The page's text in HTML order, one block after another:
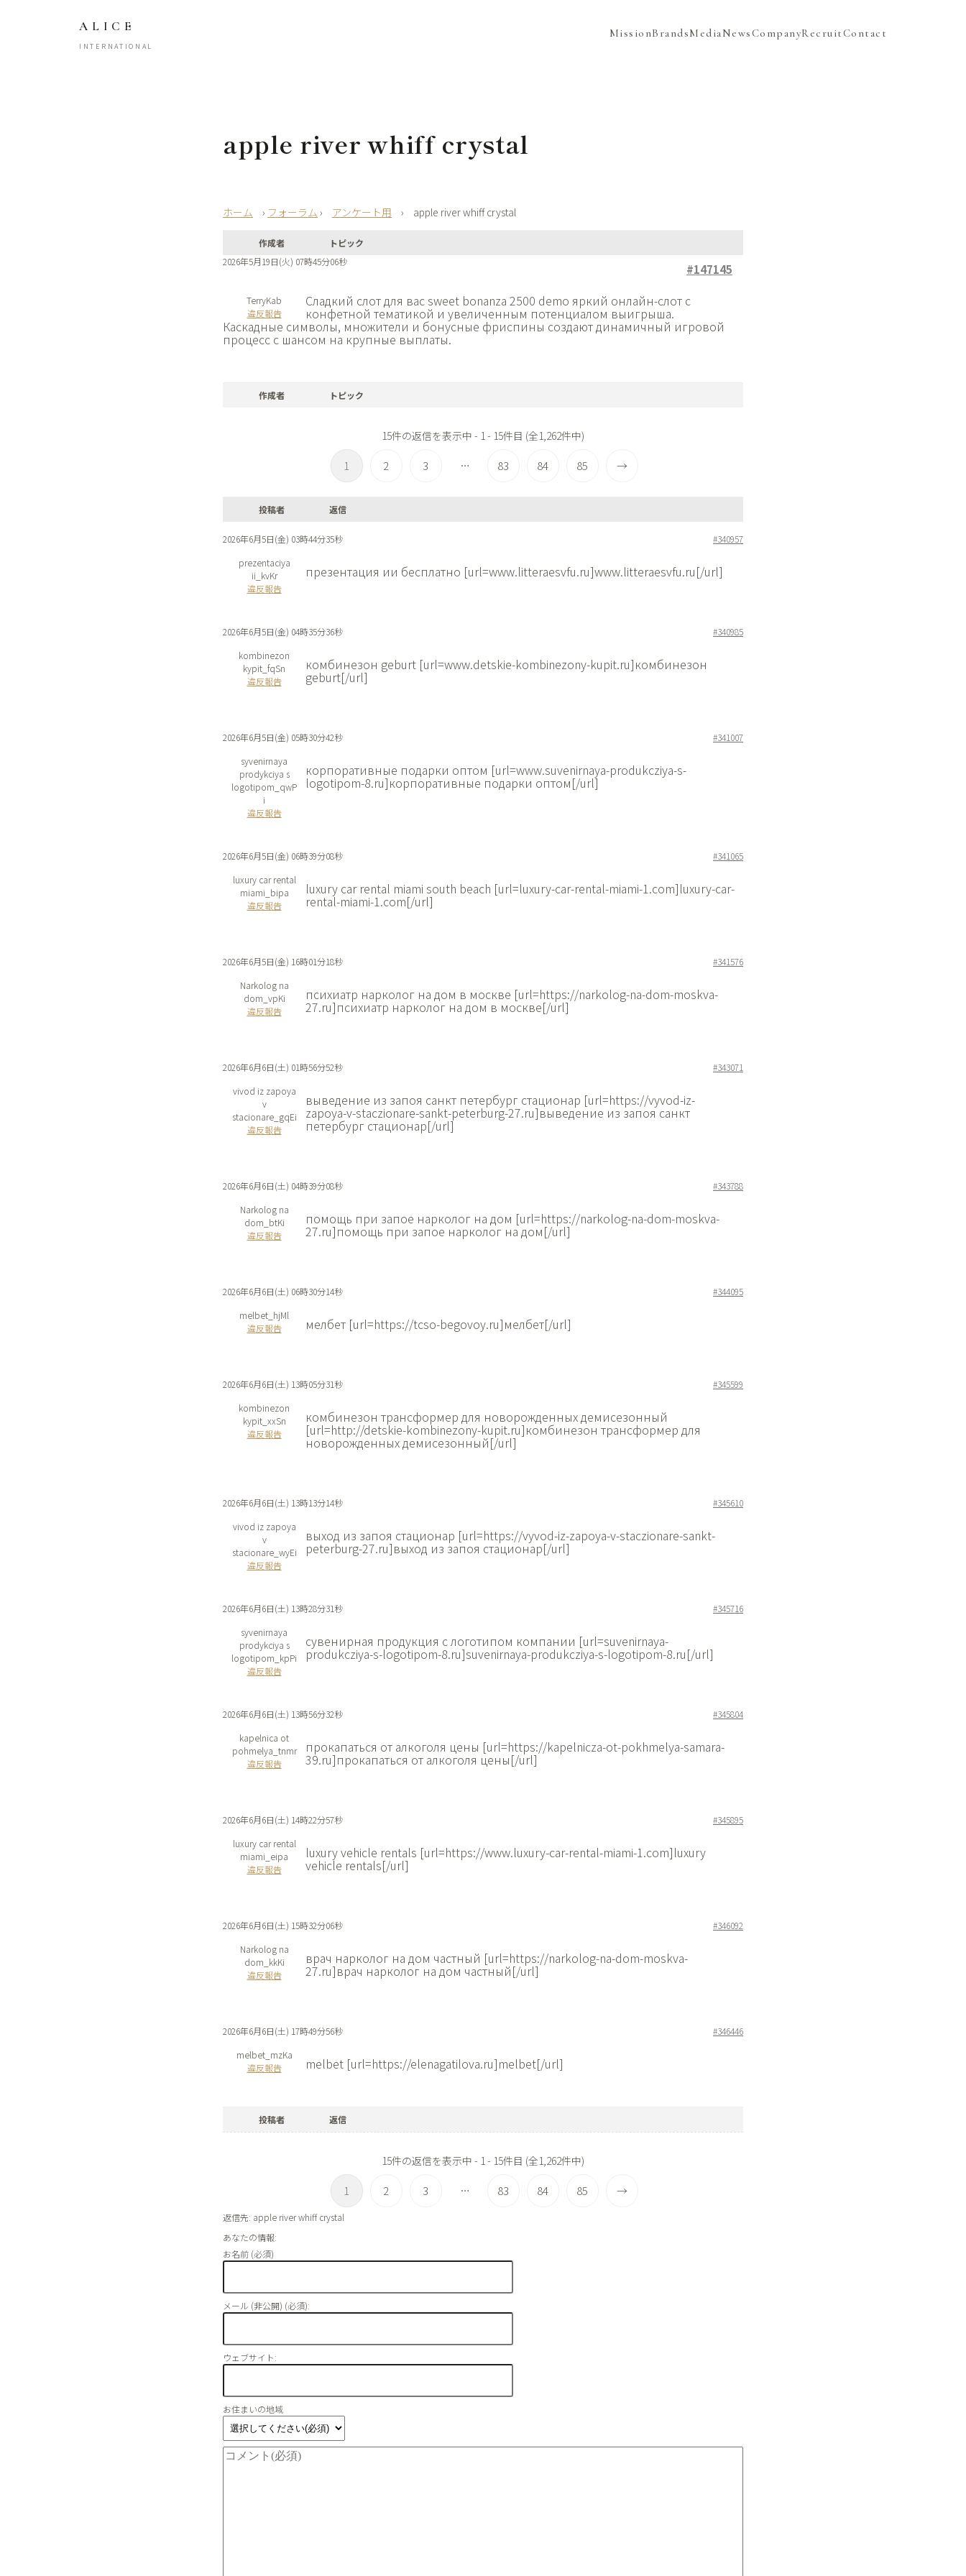
ALICE
INTERNATIONAL
MissionBrandsMediaNewsCompanyRecruitContact
apple river whiff crystal
› フォーラム › アンケート用 › apple river whiff crystal
作成者
トピック
2026年5月19日(火) 07時45分06秒
#147145
TerryKab
違反報告
Сладкий слот для васsweet bonanza 2500 demo яркий онлайн-слот с
конфетной тематикой и увеличенным потенциалом выигрыша.
Каскадные символы, множители и бонусные фриспины создают динамичный игровой
процесс с шансом на крупные выплаты.
作成者 トピック
15件の返信を表示中 - 1 - 15件目 (全1,262件中)
1 2 3 … 83 84 85 →
投稿者 返信
2026年6月5日(金) 03時44分35秒
#340957
prezentaciya
ii_kvKr
違反報告
презентация ии бесплатно [url=www.litteraesvfu.ru]www.litteraesvfu.ru[/url]
2026年6月5日(金) 04時35分36秒
#340985
kombinezon
kypit_fqSn
違反報告
комбинезон geburt [url=www.detskie-kombinezony-kupit.ru]комбинезон
geburt[/url]
2026年6月5日(金) 05時30分42秒
#341007
syvenirnaya
prodykciya s
logotipom_qwP
i
違反報告
корпоративные подарки оптом [url=www.suvenirnaya-produkcziya-s-
logotipom-8.ru]корпоративные подарки оптом[/url]
2026年6月5日(金) 06時39分08秒
#341065
luxury car rental
miami_bipa
違反報告
luxury car rental miami south beach [url=luxury-car-rental-miami-1.com]luxury-car-
rental-miami-1.com[/url]
2026年6月5日(金) 16時01分18秒
#341576
Narkolog na
dom_vpKi
違反報告
психиатр нарколог на дом в москве [url=https://narkolog-na-dom-moskva-
27.ru]психиатр нарколог на дом в москве[/url]
2026年6月6日(土) 01時56分52秒
#343071
vivod iz zapoya
v
stacionare_gqEi
違反報告
выведение из запоя санкт петербург стационар [url=https://vyvod-iz-
zapoya-v-staczionare-sankt-peterburg-27.ru]выведение из запоя санкт
петербург стационар[/url]
2026年6月6日(土) 04時39分08秒
#343788
Narkolog na
dom_btKi
違反報告
помощь при запое нарколог на дом [url=https://narkolog-na-dom-moskva-
27.ru]помощь при запое нарколог на дом[/url]
2026年6月6日(土) 06時30分14秒
#344095
melbet_hjMl
違反報告
мелбет [url=https://tcso-begovoy.ru]мелбет[/url]
2026年6月6日(土) 13時05分31秒
#345599
kombinezon
kypit_xxSn
違反報告
комбинезон трансформер для новорожденных демисезонный
[url=http://detskie-kombinezony-kupit.ru]комбинезон трансформер для
новорожденных демисезонный[/url]
2026年6月6日(土) 13時13分14秒
#345610
vivod iz zapoya
v
stacionare_wyEi
違反報告
выход из запоя стационар [url=https://vyvod-iz-zapoya-v-staczionare-sankt-
peterburg-27.ru]выход из запоя стационар[/url]
2026年6月6日(土) 13時28分31秒
#345716
syvenirnaya
prodykciya s
logotipom_kpPi
違反報告
сувенирная продукция с логотипом компании [url=suvenirnaya-
produkcziya-s-logotipom-8.ru]suvenirnaya-produkcziya-s-logotipom-8.ru[/url]
2026年6月6日(土) 13時56分32秒
#345804
kapelnica ot
pohmelya_tnmr
違反報告
прокапаться от алкоголя цены [url=https://kapelnicza-ot-pokhmelya-samara-
39.ru]прокапаться от алкоголя цены[/url]
2026年6月6日(土) 14時22分57秒
#345895
luxury car rental
miami_eipa
違反報告
luxury vehicle rentals [url=https://www.luxury-car-rental-miami-1.com]luxury
vehicle rentals[/url]
2026年6月6日(土) 15時32分06秒
#346092
Narkolog na
dom_kkKi
違反報告
врач нарколог на дом частный [url=https://narkolog-na-dom-moskva-
27.ru]врач нарколог на дом частный[/url]
2026年6月6日(土) 17時49分56秒
#346446
melbet_mzKa
違反報告
melbet [url=https://elenagatilova.ru]melbet[/url]
投稿者 返信
15件の返信を表示中 - 1 - 15件目 (全1,262件中)
1 2 3 … 83 84 85 →
返信先: apple river whiff crystal
あなたの情報:
お名前 (必須)
メール (非公開) (必須):
ウェブサイト:
お住まいの地域